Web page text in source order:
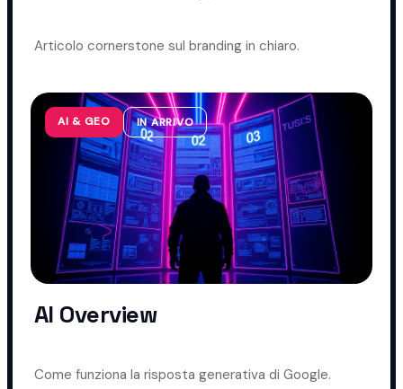
Articolo cornerstone sul branding in chiaro.
AI & GEO IN ARRIVO
AI Overview
Come funziona la risposta generativa di Google.